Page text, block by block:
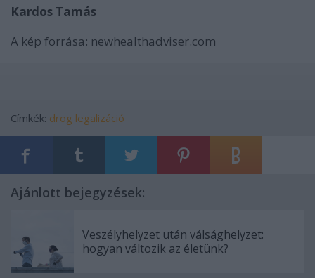
Kardos Tamás
A kép forrása: newhealthadviser.com
Címkék: drog legalizáció
Ajánlott bejegyzések:
Veszélyhelyzet után válsághelyzet:
hogyan változik az életünk?